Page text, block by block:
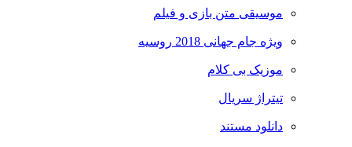
موسیقی متن بازی و فیلم
ویژه جام جهانی 2018 روسیه
موزیک بی کلام
تیتراژ سریال
دانلود مستند